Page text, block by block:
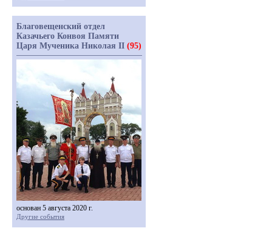
Благовещенский отдел
Казачьего Конвоя Памяти
Царя Мученика Николая II (95)
основан 5 августа 2020 г.
Другие события